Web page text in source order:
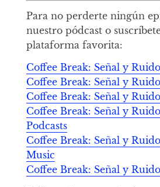
Para no perderte ningún
nuestro pódcast o
plataforma favorita:
Coffee Break: Señal y
Coffee Break: Señal y
Coffee Break: Señal y
Coffee Break: Señal y
Podcasts
Coffee Break: Señal y
Music
Coffee Break: Señal y